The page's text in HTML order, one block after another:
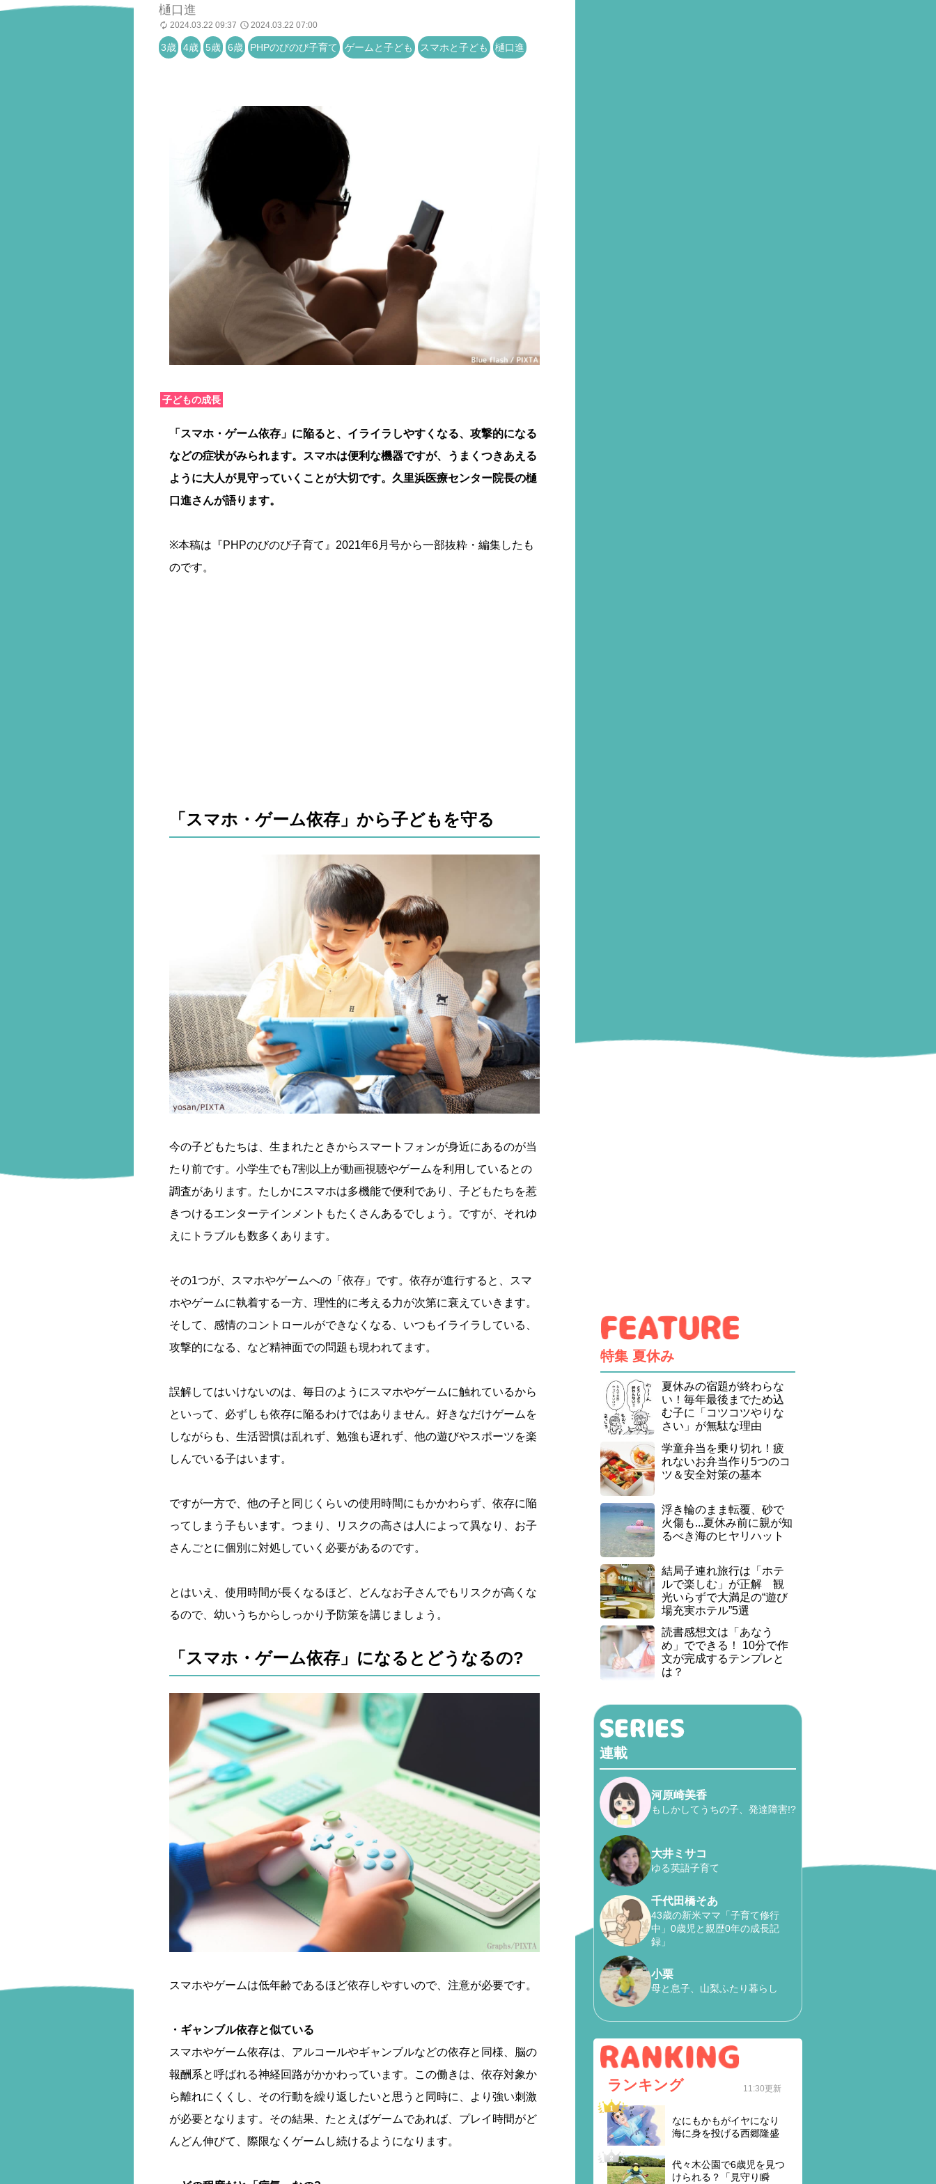
樋口進
2024.03.22 09:37 2024.03.22 07:00
3歳 4歳 5歳 6歳 PHPのびのび子育て ゲームと子ども スマホと子ども 樋口進
子どもの成長
「スマホ・ゲーム依存」に陥ると、イライラしやすくなる、攻撃的になる
などの症状がみられます。スマホは便利な機器ですが、うまくつきあえる
ように大人が見守っていくことが大切です。久里浜医療センター院長の樋
口進さんが語ります。
※本稿は『PHPのびのび子育て』2021年6月号から一部抜粋・編集したも
のです。
「スマホ・ゲーム依存」から子どもを守る
今の子どもたちは、生まれたときからスマートフォンが身近にあるのが当
たり前です。小学生でも7割以上が動画視聴やゲームを利用しているとの
調査があります。たしかにスマホは多機能で便利であり、子どもたちを惹
きつけるエンターテインメントもたくさんあるでしょう。ですが、それゆ
えにトラブルも数多くあります。
その1つが、スマホやゲームへの「依存」です。依存が進行すると、スマ
ホやゲームに執着する一方、理性的に考える力が次第に衰えていきます。
そして、感情のコントロールができなくなる、いつもイライラしている、
攻撃的になる、など精神面での問題も現われてます。
誤解してはいけないのは、毎日のようにスマホやゲームに触れているから
といって、必ずしも依存に陥るわけではありません。好きなだけゲームを
しながらも、生活習慣は乱れず、勉強も遅れず、他の遊びやスポーツを楽
しんでいる子はいます。
ですが一方で、他の子と同じくらいの使用時間にもかかわらず、依存に陥
ってしまう子もいます。つまり、リスクの高さは人によって異なり、お子
さんごとに個別に対処していく必要があるのです。
とはいえ、使用時間が長くなるほど、どんなお子さんでもリスクが高くな
るので、幼いうちからしっかり予防策を講じましょう。
「スマホ・ゲーム依存」になるとどうなるの?
スマホやゲームは低年齢であるほど依存しやすいので、注意が必要です。
・ギャンブル依存と似ている
スマホやゲーム依存は、アルコールやギャンブルなどの依存と同様、脳の
報酬系と呼ばれる神経回路がかかわっています。この働きは、依存対象か
ら離れにくくし、その行動を繰り返したいと思うと同時に、より強い刺激
が必要となります。その結果、たとえばゲームであれば、プレイ時間がど
んどん伸びて、際限なくゲームし続けるようになります。
特集 夏休み
夏休みの宿題が終わらな
い！毎年最後までため込
む子に「コツコツやりな
さい」が無駄な理由
学童弁当を乗り切れ！疲
れないお弁当作り5つのコ
ツ＆安全対策の基本
浮き輪のまま転覆、砂で
火傷も...夏休み前に親が知
るべき海のヒヤリハット
結局子連れ旅行は「ホテ
ルで楽しむ」が正解 観
光いらずで大満足の“遊び
場充実ホテル”5選
読書感想文は「あなう
め」でできる！ 10分で作
文が完成するテンプレと
は？
連載
河原崎美香
もしかしてうちの子、発達障害!?
大井ミサコ
ゆる英語子育て
千代田橋そあ
43歳の新米ママ「子育て修行
中」0歳児と親歴0年の成長記
録」
小栗
母と息子、山梨ふたり暮らし
ランキング 11:30更新
なにもかもがイヤになり
海に身を投げる西郷隆盛
代々木公園で6歳児を見つ
けられる？「見守り瞬